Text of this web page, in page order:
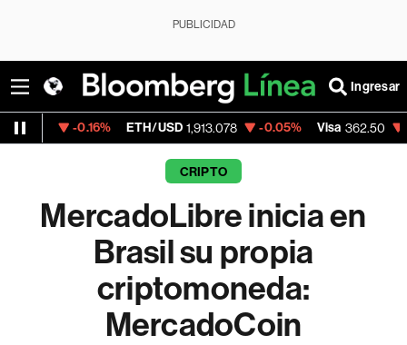
PUBLICIDAD
Ingresar
ETH/USD 1,913.078 -0.05% Visa 362.50 -2.15%
CRIPTO
MercadoLibre inicia en
Brasil su propia
criptomoneda:
MercadoCoin